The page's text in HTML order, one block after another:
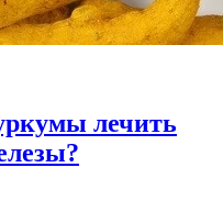
лечить